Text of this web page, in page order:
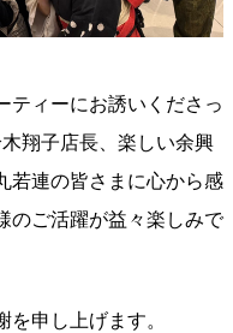
ティーにお誘いくださっ
翔子店長、楽しい余興
若連の皆さまに心から感
のご活躍が益々楽しみで
申し上げます。